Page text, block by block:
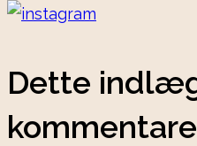
Dette